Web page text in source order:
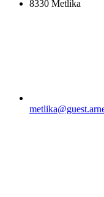
8330 Metlika